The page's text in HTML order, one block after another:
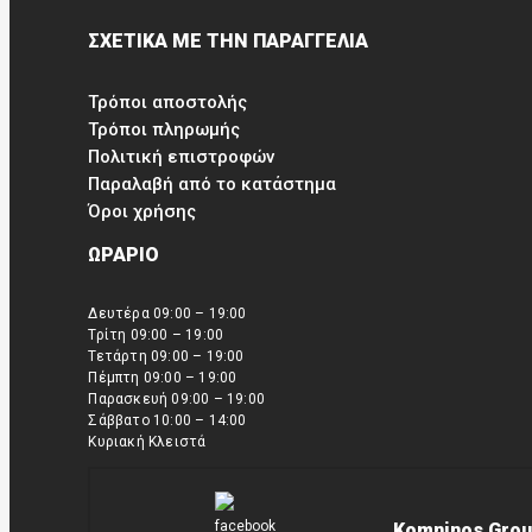
ΣΧΕΤΙΚΑ ΜΕ ΤΗΝ ΠΑΡΑΓΓΕΛΙΑ
Τρόποι αποστολής
Τρόποι πληρωμής
Πολιτική επιστροφών
Παραλαβή από το κατάστημα
Όροι χρήσης
ΩΡΑΡΙΟ
Δευτέρα 09:00 – 19:00
Τρίτη 09:00 – 19:00
Τετάρτη 09:00 – 19:00
Πέμπτη 09:00 – 19:00
Παρασκευή 09:00 – 19:00
Σάββατο 10:00 – 14:00
Κυριακή Κλειστά